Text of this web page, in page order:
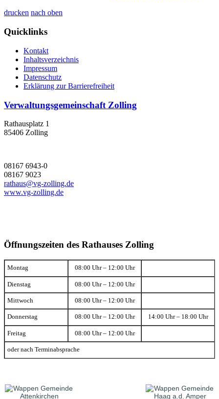
drucken nach oben
Quicklinks
Kontakt
Inhaltsverzeichnis
Impressum
Datenschutz
Erklärung zur Barrierefreiheit
Verwaltungsgemeinschaft Zolling
Rathausplatz 1
85406 Zolling
08167 6943-0
08167 9023
rathaus@vg-zolling.de
www.vg-zolling.de
Öffnungszeiten des Rathauses Zolling
Montag 08:00 Uhr – 12:00 Uhr
Dienstag 08:00 Uhr – 12:00 Uhr
Mittwoch 08:00 Uhr – 12:00 Uhr
Donnerstag 08:00 Uhr – 12:00 Uhr 14:00 Uhr – 18:00 Uhr
Freitag 08:00 Uhr – 12:00 Uhr
oder nach Terminabsprache